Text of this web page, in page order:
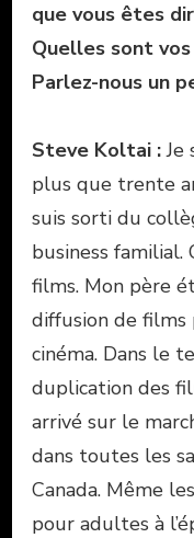
que vous êtes
Quelles sont
Parlez-nous un
Steve Koltai :Je
plus que trente
suis sorti du
business
films. Mon père
diffusion de films
cinéma. Dans le
duplication des
arrivé sur le
dans toutes les
Canada. Même les
pour adultes à